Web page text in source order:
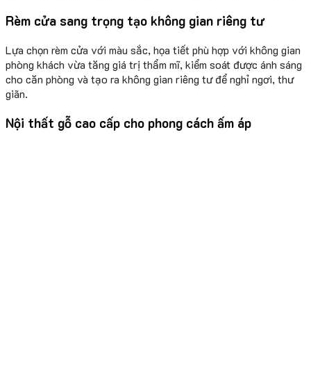
Rèm cửa sang trọng tạo không gian riêng tư
Lựa chọn rèm cửa với màu sắc, họa tiết phù hợp với không gian
phòng khách vừa tăng giá trị thẩm mĩ, kiểm soát được ánh sáng
cho căn phòng và tạo ra không gian riêng tư để nghỉ ngơi, thư
giãn.
Nội thất gỗ cao cấp cho phong cách ấm áp